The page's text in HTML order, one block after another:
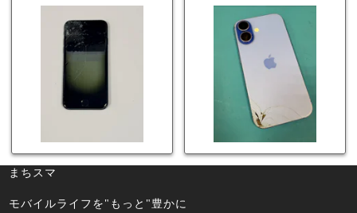
れ・液晶不良も当日
60分で修理可能！
少し膨張したバッテ
リーも当日90分で安
心修理！
まちスマ
モバイルライフを"もっと"豊かに